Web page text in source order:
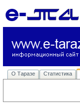
О Таразе Статистика